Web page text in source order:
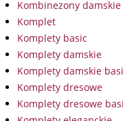
Kombinezony damskie
Komplet
Komplety basic
Komplety damskie
Komplety damskie
Komplety dresowe
Komplety dresowe